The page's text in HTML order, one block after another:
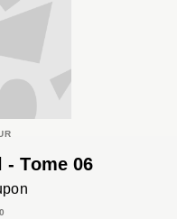
Tome 06